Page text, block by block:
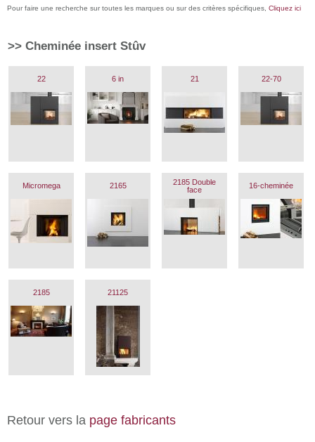
Pour faire une recherche sur toutes les marques ou sur des critères spécifiques, Cliquez ici
>> Cheminée insert Stûv
22 6 in 21 22-70
Micromega 2165
2185 Double
face
16-cheminée
2185 21125
Retour vers la page fabricants